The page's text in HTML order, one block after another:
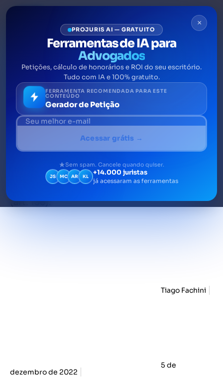
Amicus curiae: entenda qual
o papel do amigo da corte
A expressão amicus curiae, ou amici curiae
(no plural), tem origem no latim e pode ser
traduzida como “amigo da corte” ou “amigo
do Tribunal”. No Direito, ela é utilizada para
designar um tipo de intervenção de
terceiros, que está previsto no Novo CPC
(art. 138).
Tiago Fachini
5 de
dezembro de 2022
×
PROJURIS AI — GRATUITO
Ferramentas de IA para
Advogados
Petições, cálculo de honorários e ROI do seu escritório.
Tudo com IA e 100% gratuito.
FERRAMENTA RECOMENDADA PARA ESTE
CONTEÚDO
Gerador de Petição
Acessar grátis →
Sem spam. Cancele quando quiser.
JS MC AR KL +14.000 juristas
já acessaram as ferramentas